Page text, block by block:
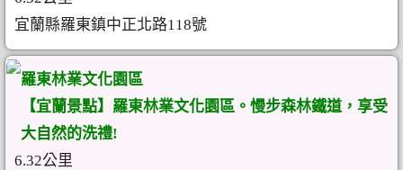
宜蘭縣羅東鎮中正北路118號
羅東林業文化園區
【宜蘭景點】羅東林業文化園區。慢步森林鐵道，享受
大自然的洗禮!
6.32公里